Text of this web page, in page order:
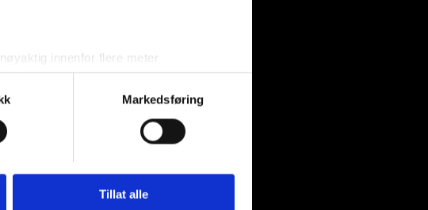
innenfor flere meter
(fingeravtrykk)
du kan velge hvordan de skal brukes.
vårt, med partnerne våre innen
informasjon du har gjort tilgjengelig for
Markedsføring
Tillat alle
Linnegrøvan 14
4640 Søgne